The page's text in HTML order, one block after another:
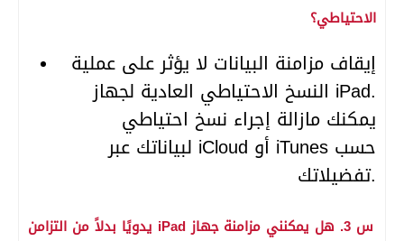
الاحتياطي؟
إيقاف مزامنة البيانات لا يؤثر على عملية
النسخ الاحتياطي العادية لجهاز iPad.
يمكنك مازالة إجراء نسخ احتياطي
لبياناتك عبر iCloud أو iTunes حسب
تفضيلاتك.
س 3. هل يمكنني مزامنة جهاز iPad يدويًا بدلاً من التزامن